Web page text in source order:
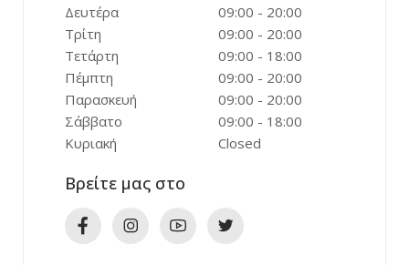
Δευτέρα
09:00 - 20:00
Τρίτη
09:00 - 20:00
Τετάρτη
09:00 - 18:00
Πέμπτη
09:00 - 20:00
Παρασκευή
09:00 - 20:00
Σάββατο
09:00 - 18:00
Κυριακή
Closed
Βρείτε μας στο